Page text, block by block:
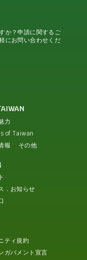
か？申請に関するご
にお問い合わせくだ
力
of Taiwan
報
その他
．お知らせ
ティ規約
ガバメント宣言